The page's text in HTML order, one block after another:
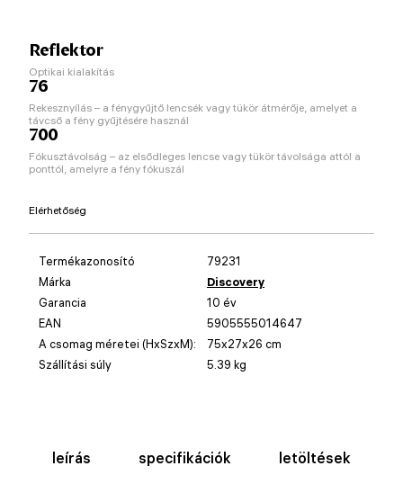
Reflektor
Optikai kialakítás
76
Rekesznyílás – a fénygyűjtő lencsék vagy tükör átmérője, amelyet a
távcső a fény gyűjtésére használ
700
Fókusztávolság – az elsődleges lencse vagy tükör távolsága attól a
ponttól, amelyre a fény fókuszál
Elérhetőség
Termékazonosító
79231
Márka
Discovery
Garancia
10 év
EAN
5905555014647
A csomag méretei (HxSzxM):
75x27x26 cm
Szállítási súly
5.39 kg
leírás specifikációk letöltések